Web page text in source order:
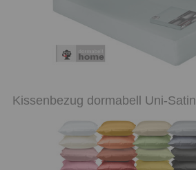
Kissenbezug dormabell Uni-Satin